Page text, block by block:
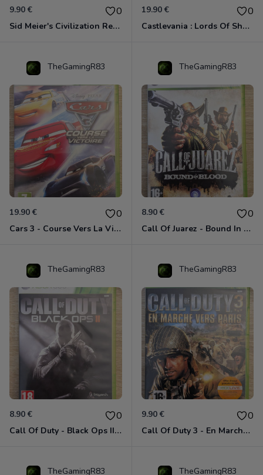
9.90 € 0
Sid Meier's Civilization Revolution Xbox 360
19.90 € 0
Castlevania : Lords Of Shadow Xbox 360
TheGamingR83
19.90 € 0
Cars 3 - Course Vers La Victoire Xbox 360
TheGamingR83
8.90 € 0
Call Of Juarez - Bound In Blood Xbox 360
TheGamingR83
8.90 € 0
Call Of Duty - Black Ops II Xbox 360
TheGamingR83
9.90 € 0
Call Of Duty 3 - En Marche Vers Paris Xbox 360
TheGamingR83 TheGamingR83